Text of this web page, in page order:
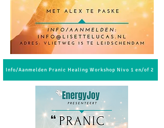
Info/Aanmelden Pranic Healing Workshop Nivo 1 en/of 2